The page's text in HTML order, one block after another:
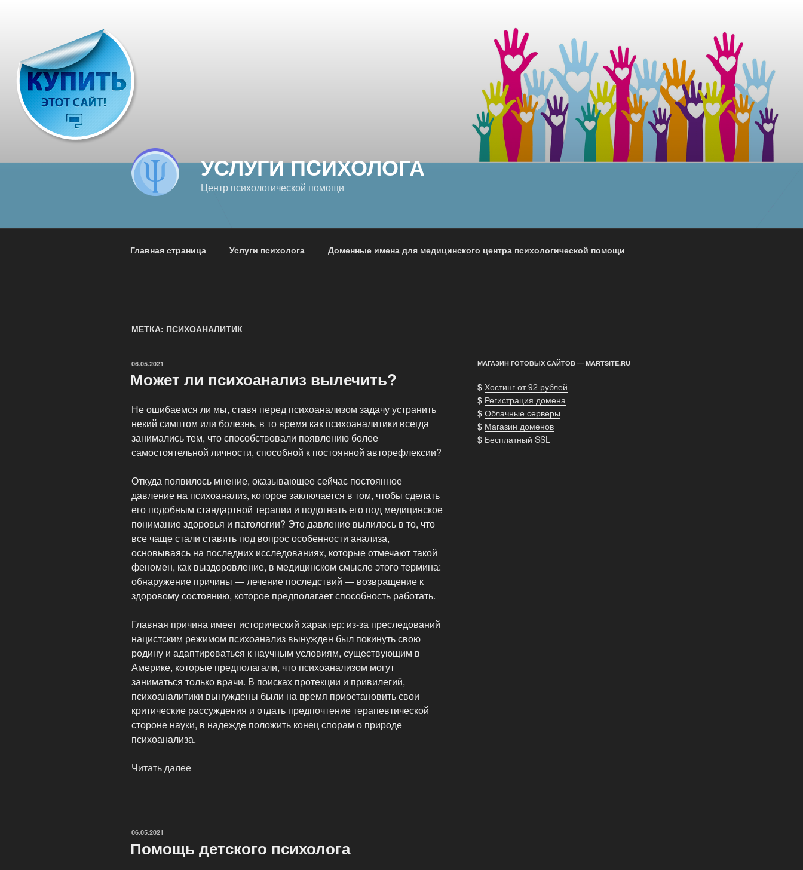
УСЛУГИ ПCИХОЛОГА
Центр психологической помощи
Главная страница Услуги психолога Доменные имена для медицинского центра психологической помощи
МЕТКА: ПСИХОАНАЛИТИК
ОПУБЛИКОВАНО
06.05.2021
Может ли психоанализ вылечить?
Не ошибаемся ли мы, ставя перед психоанализом задачу устранить
некий симптом или болезнь, в то время как психоаналитики всегда
занимались тем, что способствовали появлению более
самостоятельной личности, способной к постоянной авторефлексии?
Откуда появилось мнение, оказывающее сейчас постоянное
давление на психоанализ, которое заключается в том, чтобы сделать
его подобным стандартной терапии и подогнать его под медицинское
понимание здоровья и патологии? Это давление вылилось в то, что
все чаще стали ставить под вопрос особенности анализа,
основываясь на последних исследованиях, которые отмечают такой
феномен, как выздоровление, в медицинском смысле этого термина:
обнаружение причины — лечение последствий — возвращение к
здоровому состоянию, которое предполагает способность работать.
Главная причина имеет исторический характер: из-за преследований
нацистским режимом психоанализ вынужден был покинуть свою
родину и адаптироваться к научным условиям, существующим в
Америке, которые предполагали, что психоанализом могут
заниматься только врачи. В поисках протекции и привилегий,
психоаналитики вынуждены были на время приостановить свои
критические рассуждения и отдать предпочтение терапевтической
стороне науки, в надежде положить конец спорам о природе
психоанализа.
Читать далее
ОПУБЛИКОВАНО
06.05.2021
Помощь детского психолога
МАГАЗИН ГОТОВЫХ САЙТОВ — MARTSITE.RU
$ Хостинг от 92 рублей
$ Регистрация домена
$ Облачные серверы
$ Магазин доменов
$ Бесплатный SSL